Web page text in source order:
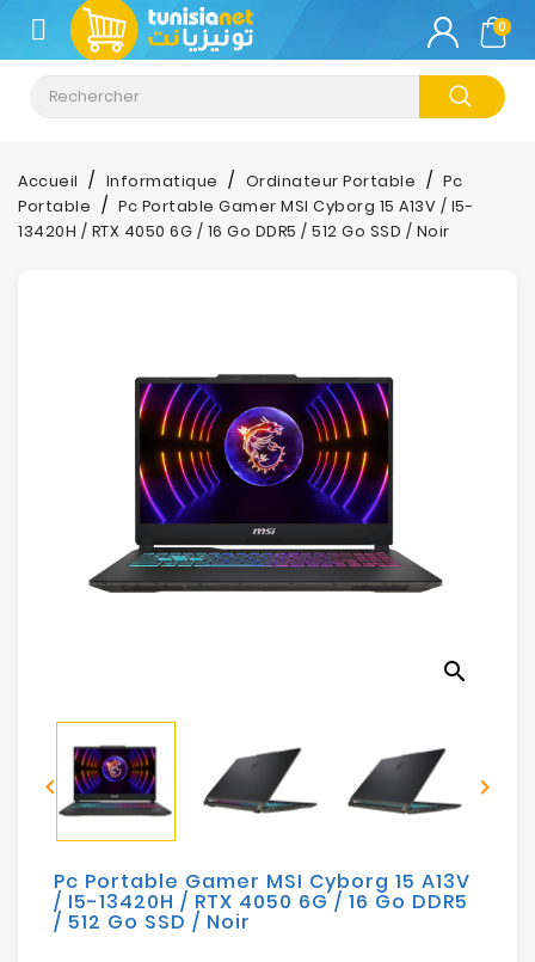
CATÉGORIE
Climatisation
Informatique
Téléphonie
Electroménager
Sécurité
Mobilités
Loisirs
0
Accueil Informatique Ordinateur Portable
Pc
Portable
Pc Portable Gamer MSI Cyborg 15 A13V / I5-
13420H / RTX 4050 6G / 16 Go DDR5 / 512 Go SSD / Noir
search
 
Pc Portable Gamer MSI Cyborg 15 A13V
/ I5-13420H / RTX 4050 6G / 16 Go DDR5
/ 512 Go SSD / Noir